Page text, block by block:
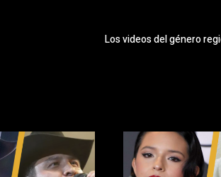
Los videos del género